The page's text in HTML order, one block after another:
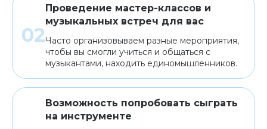
Проведение мастер-классов и
музыкальных встреч для вас
Часто организовываем разные мероприятия,
чтобы вы смогли учиться и общаться с
музыкантами, находить единомышленников.
Возможность попробовать сыграть
на инструменте